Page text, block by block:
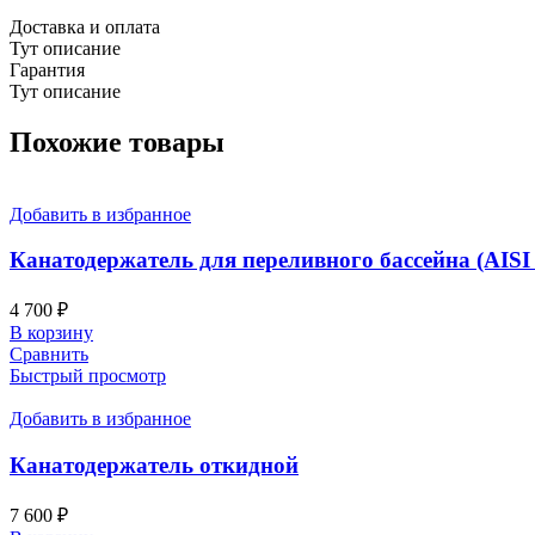
Доставка и оплата
Тут описание
Гарантия
Тут описание
Похожие товары
Добавить в избранное
Канатодержатель для переливного бассейна
4 700 ₽
В корзину
Сравнить
Быстрый просмотр
Добавить в избранное
Канатодержатель откидной
7 600 ₽